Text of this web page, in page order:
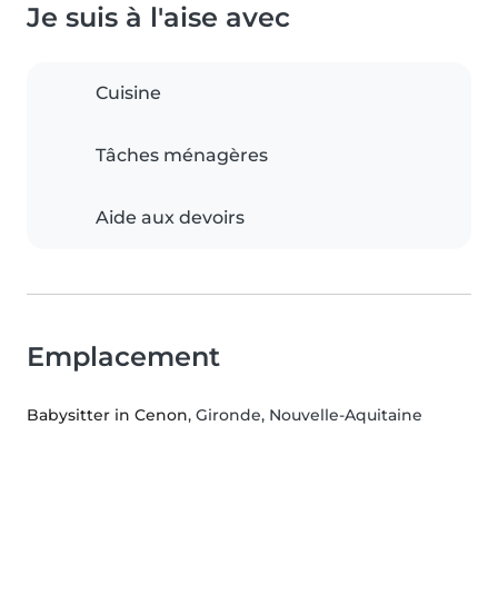
Je suis à l'aise avec
Cuisine
Tâches ménagères
Aide aux devoirs
Emplacement
Babysitter in Cenon, Gironde, Nouvelle-Aquitaine